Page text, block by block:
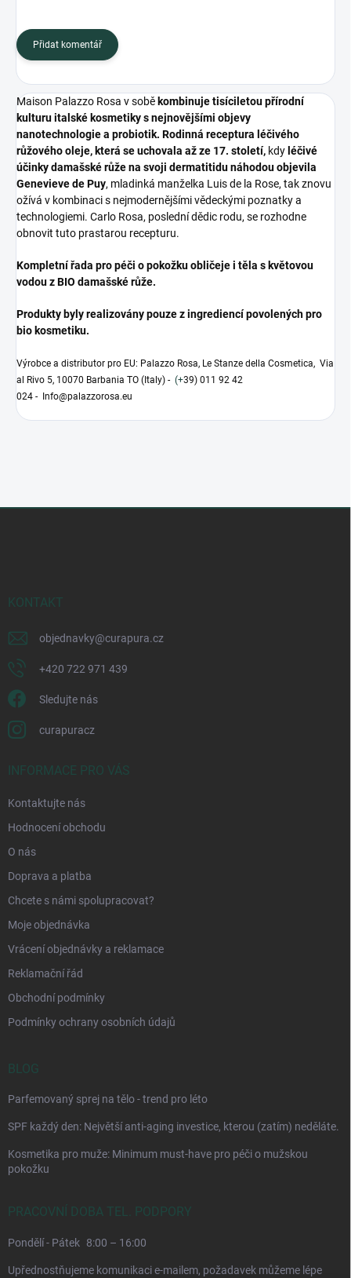
Přidat komentář
Maison Palazzo Rosa v sobě kombinuje tisíciletou přírodní
kulturu italské kosmetiky s nejnovějšími objevy
nanotechnologie a probiotik. Rodinná receptura léčivého
růžového oleje, která se uchovala až ze 17. století, kdy léčivé
účinky damašské růže na svoji dermatitidu náhodou objevila
Genevieve de Puy, mladinká manželka Luis de la Rose, tak znovu
ožívá v kombinaci s nejmodernějšími vědeckými poznatky a
technologiemi. Carlo Rosa, poslední dědic rodu, se rozhodne
obnovit tuto prastarou recepturu.
Kompletní řada pro péči o pokožku obličeje i těla s květovou
vodou z BIO damašské růže.
Produkty byly realizovány pouze z ingrediencí povolených pro
bio kosmetiku.
Výrobce a distributor pro EU: Palazzo Rosa, Le Stanze della Cosmetica, Via
al Rivo 5, 10070 Barbania TO (Italy) - (+39) 011 92 42
024 - Info@palazzorosa.eu
KONTAKT
objednavky@curapura.cz
+420 722 971 439
Sledujte nás
curapuracz
INFORMACE PRO VÁS
Kontaktujte nás
Hodnocení obchodu
O nás
Doprava a platba
Chcete s námi spolupracovat?
Moje objednávka
Vrácení objednávky a reklamace
Reklamační řád
Obchodní podmínky
Podmínky ochrany osobních údajů
BLOG
Parfemovaný sprej na tělo - trend pro léto
SPF každý den: Největší anti-aging investice, kterou (zatím) neděláte.
Kosmetika pro muže: Minimum must-have pro péči o mužskou
pokožku
PRACOVNÍ DOBA TEL. PODPORY
Pondělí - Pátek 8:00 – 16:00
Upřednostňujeme komunikaci e-mailem, požadavek můžeme lépe